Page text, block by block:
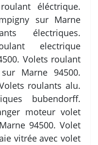
éléctrique.
sur Marne
électriques.
electrique
Volets roulant
Marne 94500.
roulants alu.
bubendorff.
moteur volet
94500. Volet
vitrée avec volet